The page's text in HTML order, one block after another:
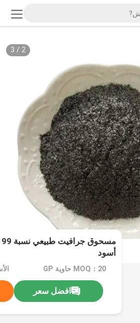
2
/
3
أسود
MOQ：20 حاوية GP
افضل سعر